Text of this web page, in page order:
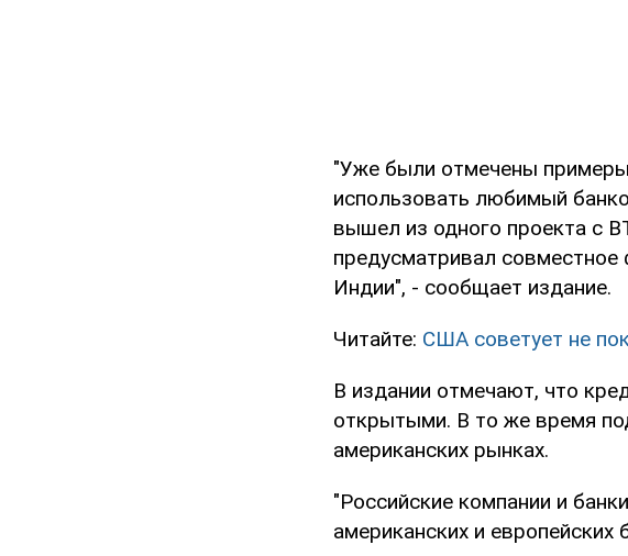
"Уже были отмечены примеры
использовать любимый
вышел из одного проекта с
предусматривал совместное
Индии", - сообщает издание.
Читайте: США советует не
В издании отмечают, что
открытыми. В то же время
американских рынках.
"Российские компании и
американских и европейских